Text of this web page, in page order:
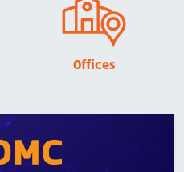
Offices